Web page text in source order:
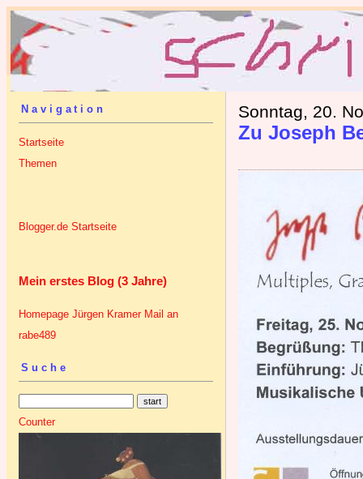
Navigation
Startseite
Themen
Blogger.de Startseite
Mein erstes Blog (3 Jahre)
Homepage Jürgen Kramer Mail an
rabe489
Suche
Counter
Sonntag, 20.
Zu Joseph